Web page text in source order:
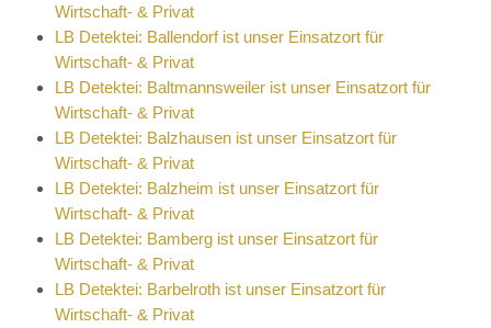
Wirtschaft- & Privat
LB Detektei: Ballendorf ist unser Einsatzort für
Wirtschaft- & Privat
LB Detektei: Baltmannsweiler ist unser Einsatzort für
Wirtschaft- & Privat
LB Detektei: Balzhausen ist unser Einsatzort für
Wirtschaft- & Privat
LB Detektei: Balzheim ist unser Einsatzort für
Wirtschaft- & Privat
LB Detektei: Bamberg ist unser Einsatzort für
Wirtschaft- & Privat
LB Detektei: Barbelroth ist unser Einsatzort für
Wirtschaft- & Privat